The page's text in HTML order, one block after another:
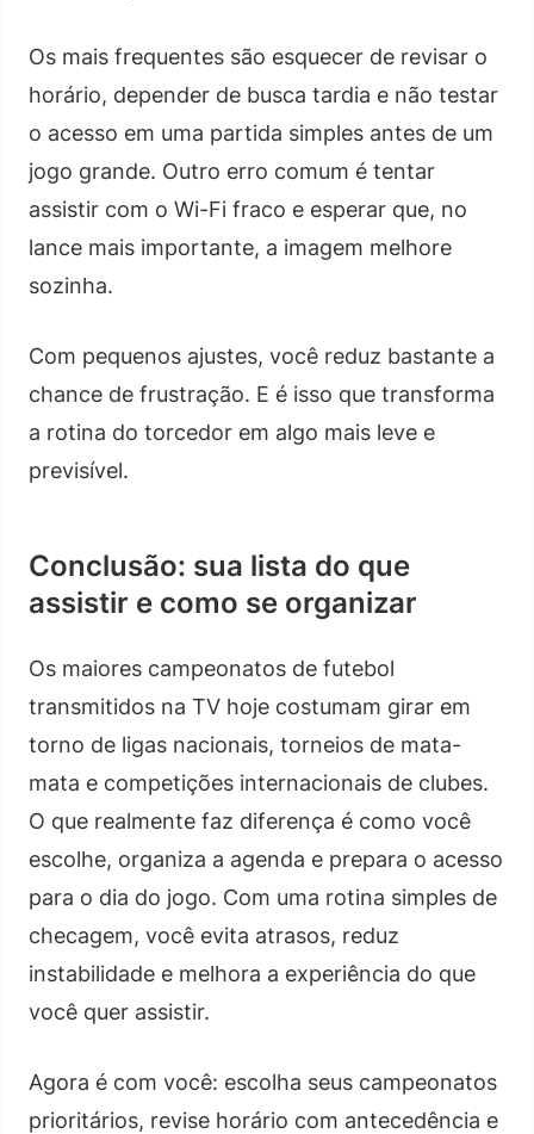
Os mais frequentes são esquecer de revisar o
horário, depender de busca tardia e não testar
o acesso em uma partida simples antes de um
jogo grande. Outro erro comum é tentar
assistir com o Wi-Fi fraco e esperar que, no
lance mais importante, a imagem melhore
sozinha.
Com pequenos ajustes, você reduz bastante a
chance de frustração. E é isso que transforma
a rotina do torcedor em algo mais leve e
previsível.
Conclusão: sua lista do que
assistir e como se organizar
Os maiores campeonatos de futebol
transmitidos na TV hoje costumam girar em
torno de ligas nacionais, torneios de mata-
mata e competições internacionais de clubes.
O que realmente faz diferença é como você
escolhe, organiza a agenda e prepara o acesso
para o dia do jogo. Com uma rotina simples de
checagem, você evita atrasos, reduz
instabilidade e melhora a experiência do que
você quer assistir.
Agora é com você: escolha seus campeonatos
prioritários, revise horário com antecedência e